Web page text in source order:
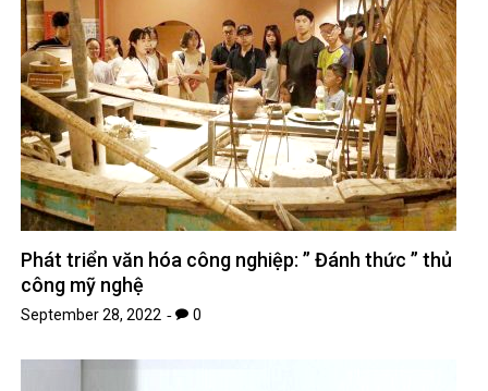
Phát triển văn hóa công nghiệp: ” Đánh thức ” thủ
công mỹ nghệ
September 28, 2022 0